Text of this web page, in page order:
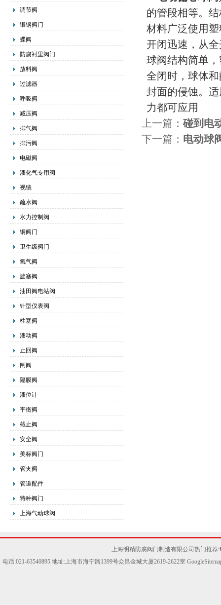
调节阀
锻钢阀门
蝶阀
防腐衬里阀门
放料阀
过滤器
呼吸阀
减压阀
排气阀
排污阀
电磁阀
液化气专用阀
视镜
疏水阀
水力控制阀
铜阀门
卫生级阀门
氧气阀
旋塞阀
油田阀电站阀
针型仪表阀
柱塞阀
液动阀
止回阀
闸阀
隔膜阀
液位计
平衡阀
截止阀
安全阀
美标阀门
管夹阀
管道配件
特种阀门
上海气动球阀
的管段相等。
材料广泛使用
开闭迅速，从
球阀结构简单
全闭时，球体
封面的侵蚀。
力都可应用
上一篇： 碰到电
下一篇： 电动球
上海明精防腐阀门制造有限公司热门推荐:
电话:021-63540895 地址:上海市海宁路1399号众昌金城大厦2619-2622室